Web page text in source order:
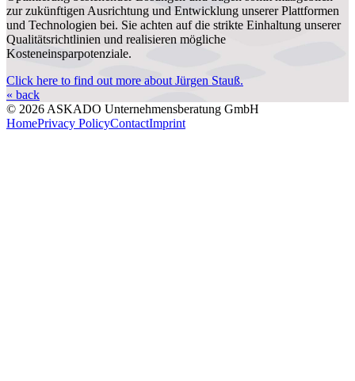
zur zukünftigen Ausrichtung und Entwicklung unserer Plattformen
und Technologien bei. Sie achten auf die strikte Einhaltung unserer
Qualitätsrichtlinien und realisieren mögliche
Kosteneinsparpotenziale.
Click here to find out more about Jürgen Stauß.
« back
© 2026 ASKADO Unternehmensberatung GmbH
HomePrivacy PolicyContactImprint